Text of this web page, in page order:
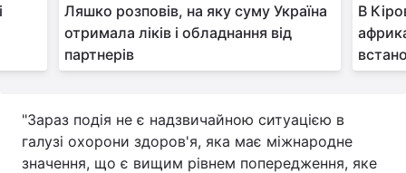
Цікавинки Погода
Екологія
Відео з Youtube Статті
Ляшко розповів, на яку суму Україна
отримала ліків і обладнання від
партнерів
В
"Зараз подія не є надзвичайною ситуацією в
галузі охорони здоров'я, яка має міжнародне
значення, що є вищим рівнем попередження, яке